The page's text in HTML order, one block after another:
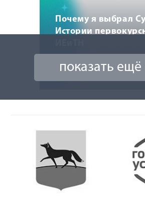
Почему я выбрал
Истории
14 августа 2024
показать ещё